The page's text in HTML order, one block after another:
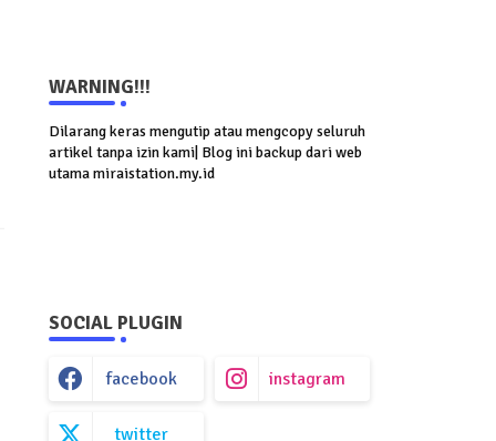
WARNING!!!
Dilarang keras mengutip atau mengcopy seluruh
artikel tanpa izin kami| Blog ini backup dari web
utama miraistation.my.id
SOCIAL PLUGIN
facebook instagram
twitter